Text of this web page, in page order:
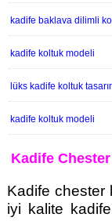
kadife baklava dilimli
kadife koltuk modeli
lüks kadife koltuk
kadife koltuk modeli
Kadife
Kadife chester
iyi kalite